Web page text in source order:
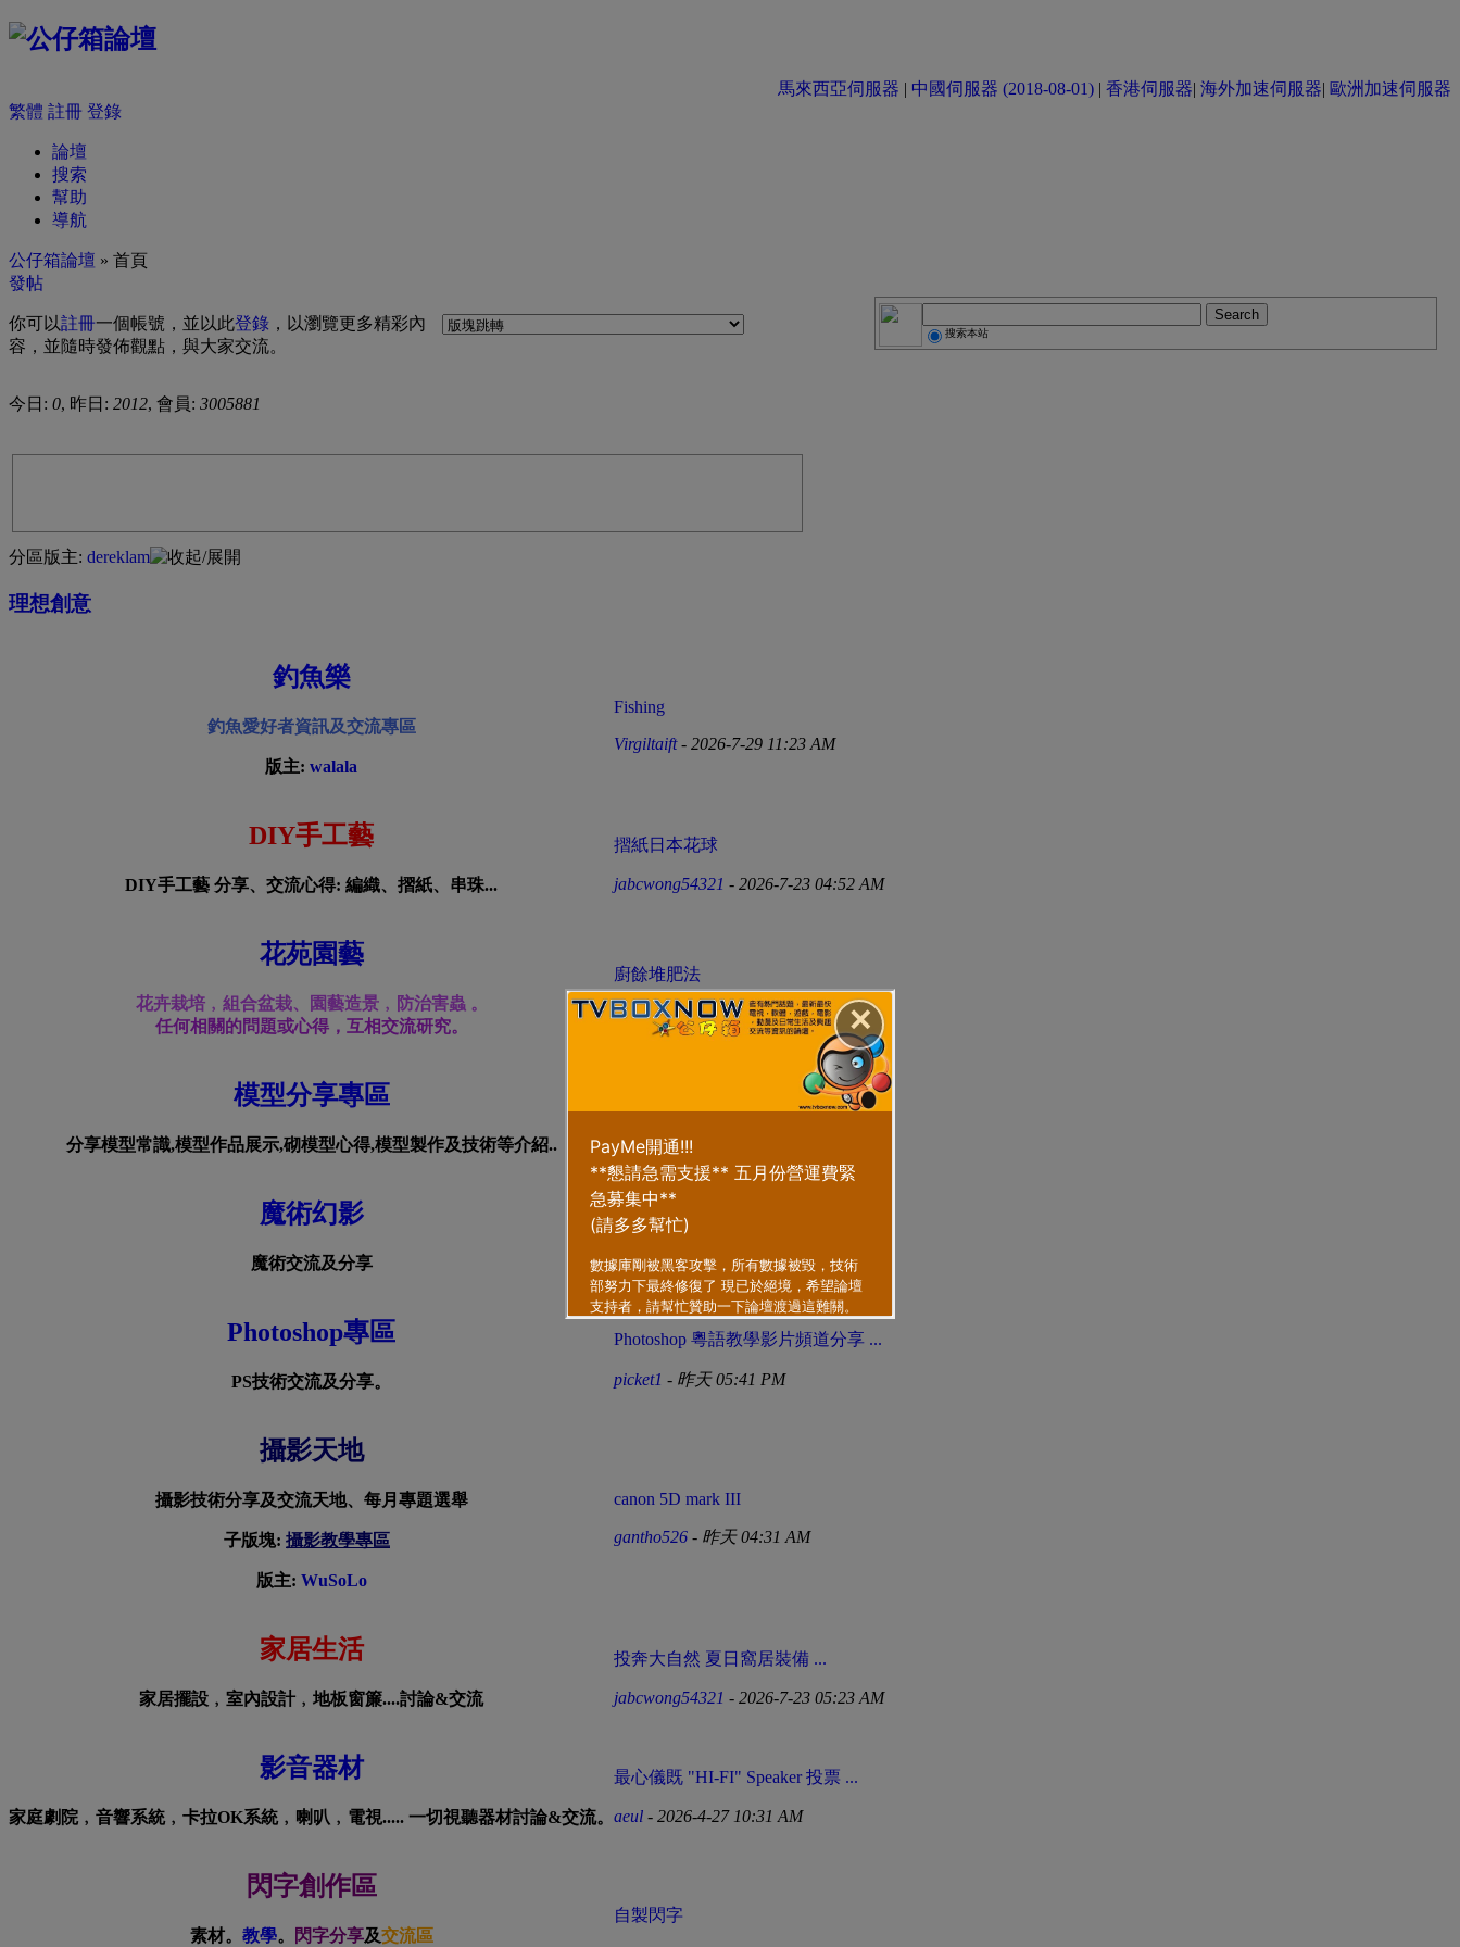
✕
馬來西亞伺服器 | 中國伺服器 (2018-08-01) | 香港伺服器| 海外加速伺服器| 歐洲加速伺服器
繁體 註冊 登錄
論壇
搜索
幫助
導航
公仔箱論壇 » 首頁
發帖
你可以註冊一個帳號，並以此登錄 ，以瀏覽更多精彩內
容，並隨時發佈觀點，與大家交流。
搜索本站
今日: 0, 昨日: 2012, 會員: 3005881
分區版主: dereklam
理想創意
釣魚樂
釣魚愛好者資訊及交流專區
版主: walala
Fishing
Virgiltaift- 2026-7-29 11:23 AM
DIY手工藝
DIY手工藝 分享、交流心得: 編織、摺紙、串珠...
摺紙日本花球
jabcwong54321 - 2026-7-23 04:52 AM
花苑園藝
花卉栽培﹐組合盆栽、園藝造景﹐防治害蟲 。
任何相關的問題或心得，互相交流研究。
廚餘堆肥法
jabcwong54321- 2026-7-23 04:49 AM
模型分享專區
分享模型常識,模型作品展示,砌模型心得,模型製作及技術等介紹.. jikiss520- 2026-6-23 12:07 AM
魔術幻影
魔術交流及分享
大陸半山酒店~魔術表演 ...
jr8335- 2025-10-31 03:34 PM
Photoshop專區
PS技術交流及分享。
Photoshop 粵語教學影片頻道分享 ...
picket1 - 昨天 05:41 PM
攝影天地
攝影技術分享及交流天地、每月專題選舉
子版塊: 攝影教學專區
版主: WuSoLo
canon 5D mark III
gantho526 - 昨天 04:31 AM
家居生活
家居擺設﹐室內設計﹐地板窗簾....討論&交流
投奔大自然 夏日窩居裝備 ...
jabcwong54321 - 2026-7-23 05:23 AM
影音器材
家庭劇院﹐音響系統﹐卡拉OK系統﹐喇叭﹐電視..... 一切視聽器材討論&交流。
最心儀既 "HI-FI" Speaker 投票 ...
aeul - 2026-4-27 10:31 AM
閃字創作區
素材。 教學。 閃字分享及交流區
自製閃字